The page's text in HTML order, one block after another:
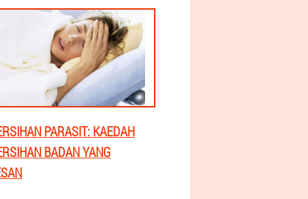
PARASIT: KAEDAH
BADAN YANG